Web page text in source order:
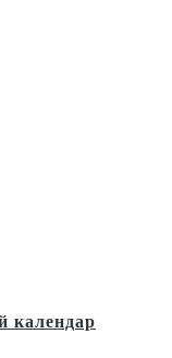
календар